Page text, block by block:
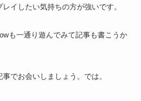
イしたい気持ちの方が強いです。
も一通り遊んでみて記事も書こうか
でお会いしましょう。では。